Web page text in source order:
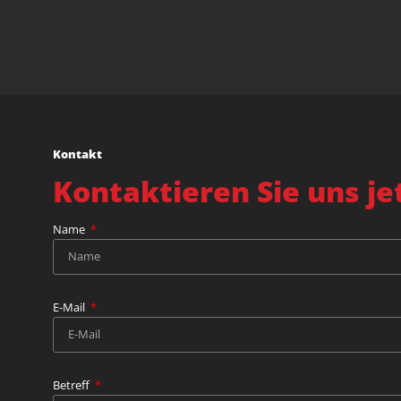
Kontakt
Kontaktieren Sie uns
Name
E-Mail
Betreff